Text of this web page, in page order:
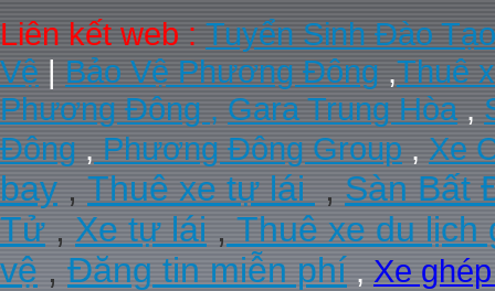
Liên kết web : Tuyển Sinh Đào Tạo
Vệ | Bảo Vệ Phương Đông ,Thuê
Phương Đông , Gara Trung Hòa,
Đông , Phương Đông Group , Xe
bay , Thuê xe tự lái , Sàn Bất
Tử , Xe tự lái , Thuê xe du lịch
vệ , Đăng tin miễn phí , Xe